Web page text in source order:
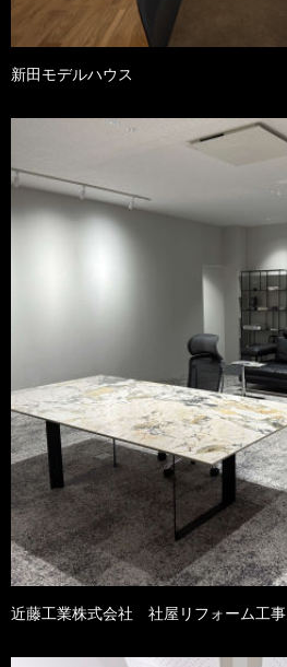
新田モデルハウス
近藤工業株式会社 社屋リフォーム工事